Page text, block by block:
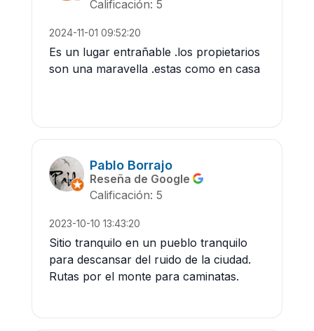
Calificación: 5
2024-11-01 09:52:20
Es un lugar entrañable .los propietarios
son una maravella .estas como en casa
Pablo Borrajo
Reseña de Google
Calificación: 5
2023-10-10 13:43:20
Sitio tranquilo en un pueblo tranquilo
para descansar del ruido de la ciudad.
Rutas por el monte para caminatas.